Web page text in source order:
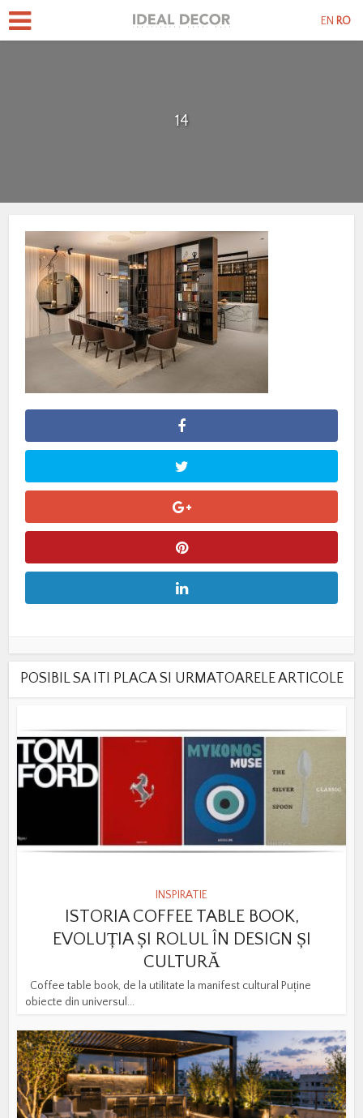
14
POSIBIL SA ITI PLACA SI URMATOARELE ARTICOLE
INSPIRATIE
ISTORIA COFFEE TABLE BOOK,
EVOLUȚIA ȘI ROLUL ÎN DESIGN ȘI
CULTURĂ
Coffee table book, de la utilitate la manifest cultural Puține
obiecte din universul...
EN RO